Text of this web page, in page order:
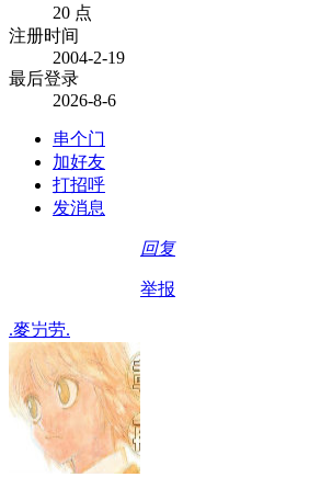
20 点
注册时间
2004-2-19
最后登录
2026-8-6
串个门
加好友
打招呼
发消息
回复
举报
.麥屶劳.